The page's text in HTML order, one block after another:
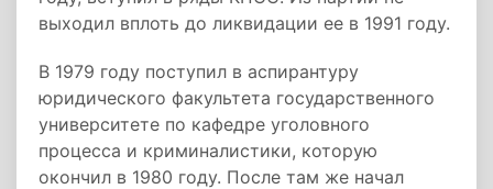
выходил вплоть до ликвидации ее в 1991 году.
В 1979 году поступил в аспирантуру
юридического факультета государственного
университете по кафедре уголовного
процесса и криминалистики, которую
окончил в 1980 году. После там же начал